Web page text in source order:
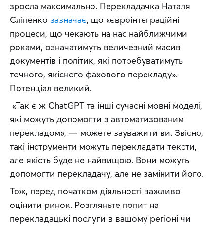
зросла максимально. Перекладачка Наталя
Сліпенко зазначає, що «євроінтеграційні
процеси, що чекають на нас найближчими
роками, означатимуть величезний масив
документів і політик, які потребуватимуть
точного, якісного фахового перекладу».
Потенціал великий.
«Так є ж ChatGPT та інші сучасні мовні моделі,
які можуть допомогти з автоматизованим
перекладом», — можете зауважити ви. Звісно,
такі інструменти можуть перекладати тексти,
але якість буде не найвищою. Вони можуть
допомогти перекладачу, але не замінити його.
Тож, перед початком діяльності важливо
оцінити ринок. Розгляньте попит на
перекладацькі послуги в вашому регіоні чи